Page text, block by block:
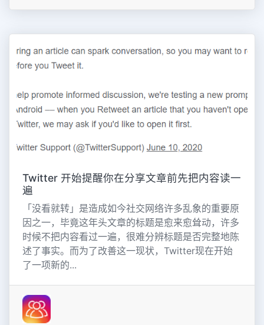
Twitter 开始提醒你在分享文章前先把内容读一
遍
「没看就转」是造成如今社交网络许多乱象的重要原
因之一，毕竟这年头文章的标题是愈来愈耸动，许多
时候不把内容看过一遍，很难分辨标题是否完整地陈
述了事实。而为了改善这一现状，Twitter现在开始
了一项新的...